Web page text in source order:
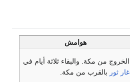
هوامش
الخروج من مكة. والبقاء ثلاثة أيام في
غار ثور بالقرب من مكة.